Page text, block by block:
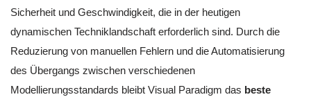
Sicherheit und Geschwindigkeit, die in der heutigen
dynamischen Techniklandschaft erforderlich sind. Durch die
Reduzierung von manuellen Fehlern und die Automatisierung
des Übergangs zwischen verschiedenen
Modellierungsstandards bleibt Visual Paradigm das beste